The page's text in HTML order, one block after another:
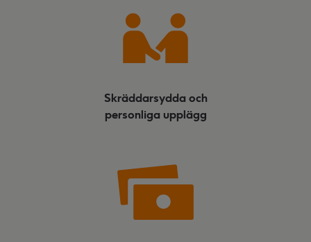
Skräddarsydda och
personliga upplägg